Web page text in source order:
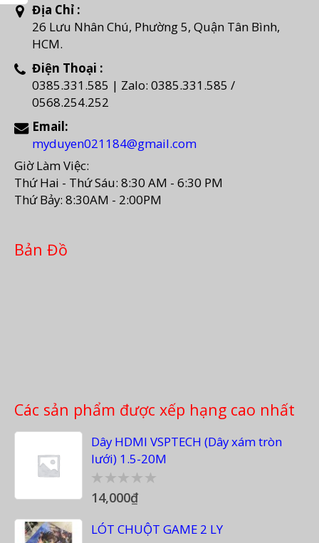
Địa Chỉ :
26 Lưu Nhân Chú, Phường 5, Quận Tân Bình,
HCM.
Điện Thoại :
0385.331.585 | Zalo: 0385.331.585 /
0568.254.252
Email:
myduyen021184@gmail.com
Giờ Làm Việc:
Thứ Hai - Thứ Sáu: 8:30 AM - 6:30 PM
Thứ Bảy: 8:30AM - 2:00PM
Bản Đồ
Các sản phẩm được xếp hạng cao nhất
Dây HDMI VSPTECH (Dây xám tròn
lưới) 1.5-20M
0
out
5
14,000₫
LÓT CHUỘT GAME 2 LY